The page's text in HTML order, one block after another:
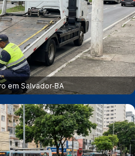
em Salvador‑BA